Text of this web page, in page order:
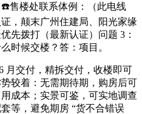
售楼处联系体例：（此电线
，颠末广州住建局、阳光家缘
先拨打（最新认证）问题 3：
时候交楼？答：项目。
交付，精拆交付，收楼即可
较着：无需期待期，购房后可
成本；实景可鉴，可实地调查
等，避免期房 “货不合错误